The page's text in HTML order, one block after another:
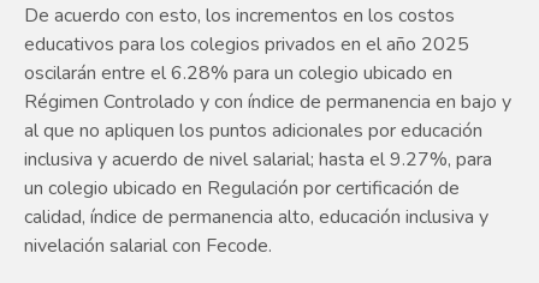
De acuerdo con esto, los incrementos en los costos
educativos para los colegios privados en el año 2025
oscilarán entre el 6.28% para un colegio ubicado en
Régimen Controlado y con índice de permanencia en bajo y
al que no apliquen los puntos adicionales por educación
inclusiva y acuerdo de nivel salarial; hasta el 9.27%, para
un colegio ubicado en Regulación por certificación de
calidad, índice de permanencia alto, educación inclusiva y
nivelación salarial con Fecode.